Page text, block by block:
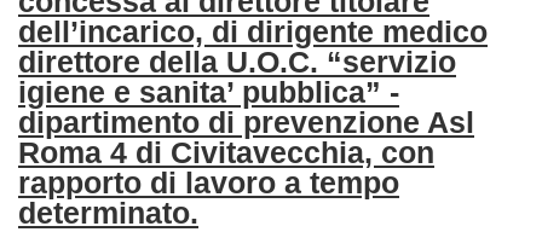
dell’incarico, di dirigente medico
direttore della U.O.C. “servizio
igiene e sanita’ pubblica” -
dipartimento di prevenzione Asl
Roma 4 di Civitavecchia, con
rapporto di lavoro a tempo
determinato.